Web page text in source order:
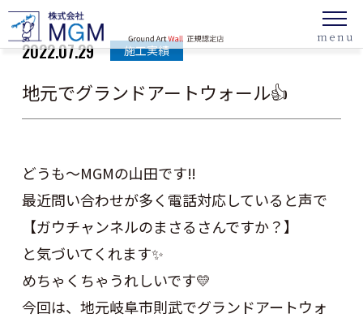
2022.07.29 施工実績
地元でグランドアートウォール👍
どうも～MGMの山田です‼
最近問い合わせが多く電話対応していると声で
【ガウチャンネルのまさるさんですか？】
と気づいてくれます✨
めちゃくちゃうれしいです💛
今回は、地元岐阜市則武でグランドアートウォ